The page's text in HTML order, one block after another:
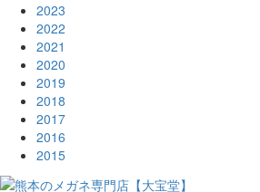
2023
2022
2021
2020
2019
2018
2017
2016
2015